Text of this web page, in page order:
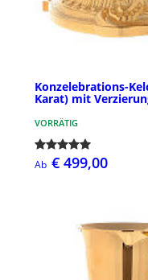
Konzelebrations-
Karat) mit
VORRÄTIG
Ab € 499,00